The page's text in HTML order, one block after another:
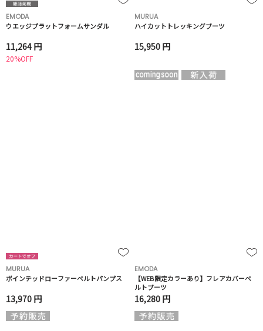
EMODA
ウエッジプラットフォームサンダル
11,264 円
20%OFF
MURUA
ハイカットトレッキングブーツ
15,950 円
MURUA
ポインテッドローファーベルトパンプス
13,970 円
EMODA
【WEB限定カラーあり】フレアカバーベ
ルトブーツ
16,280 円